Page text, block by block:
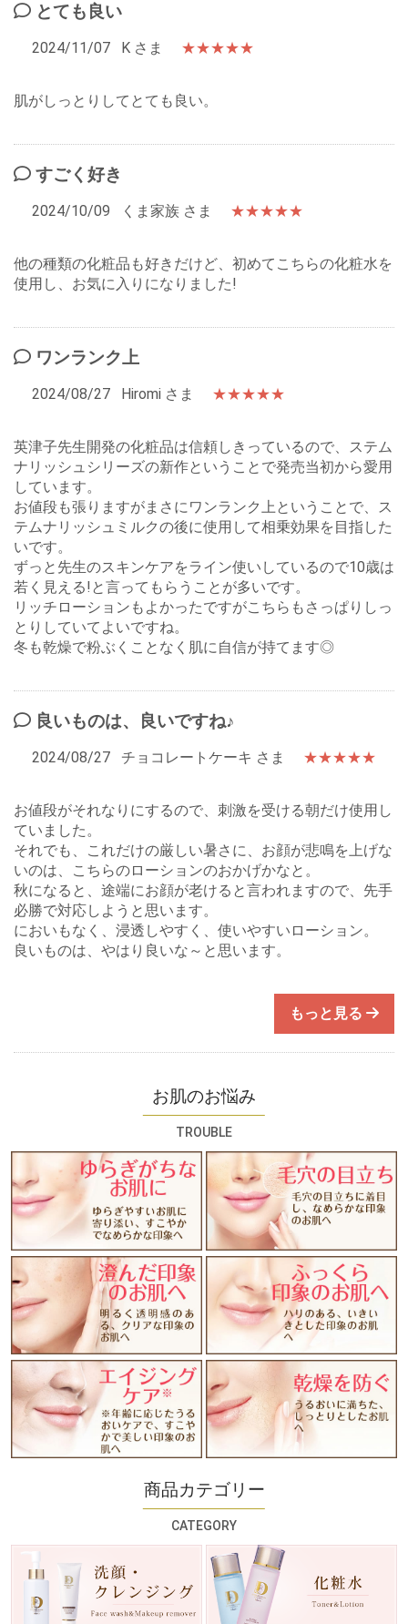
とても良い
2024/11/07 K さま ★★★★★
肌がしっとりしてとても良い。
すごく好き
2024/10/09 くま家族 さま ★★★★★
他の種類の化粧品も好きだけど、初めてこちらの化粧水を
使用し、お気に入りになりました!
ワンランク上
2024/08/27 Hiromi さま ★★★★★
英津子先生開発の化粧品は信頼しきっているので、ステム
ナリッシュシリーズの新作ということで発売当初から愛用
しています。
お値段も張りますがまさにワンランク上ということで、ス
テムナリッシュミルクの後に使用して相乗効果を目指した
いです。
ずっと先生のスキンケアをライン使いしているので10歳は
若く見える!と言ってもらうことが多いです。
リッチローションもよかったですがこちらもさっぱりしっ
とりしていてよいですね。
冬も乾燥で粉ぶくことなく肌に自信が持てます◎
良いものは、良いですね♪
2024/08/27 チョコレートケーキ さま ★★★★★
お値段がそれなりにするので、刺激を受ける朝だけ使用し
ていました。
それでも、これだけの厳しい暑さに、お顔が悲鳴を上げな
いのは、こちらのローションのおかげかなと。
秋になると、途端にお顔が老けると言われますので、先手
必勝で対応しようと思います。
においもなく、浸透しやすく、使いやすいローション。
良いものは、やはり良いな～と思います。
もっと見る
お肌のお悩み
TROUBLE
商品カテゴリー
CATEGORY